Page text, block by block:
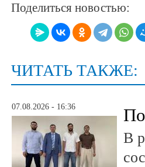
Поделиться новостью:
ЧИТАТЬ ТАКЖЕ:
07.08.2026 - 16:36
В